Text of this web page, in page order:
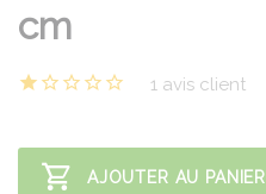
cm
1 avis client
AJOUTER AU PANIER